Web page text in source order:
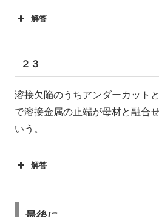
解答
２３
溶接欠陥のうちアンダーカット
で溶接金属の止端が母材と融合
いう。
解答